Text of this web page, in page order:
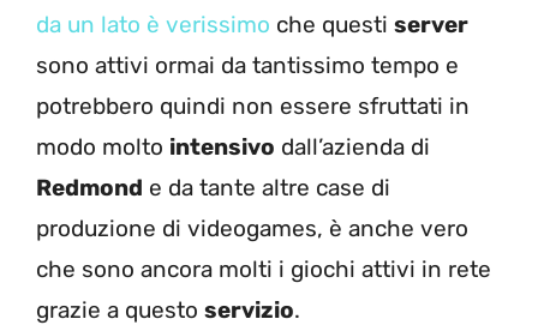
da un lato è verissimo che questi server
sono attivi ormai da tantissimo tempo e
potrebbero quindi non essere sfruttati in
modo molto intensivo dall’azienda di
Redmond e da tante altre case di
produzione di videogames, è anche vero
che sono ancora molti i giochi attivi in rete
grazie a questo servizio.